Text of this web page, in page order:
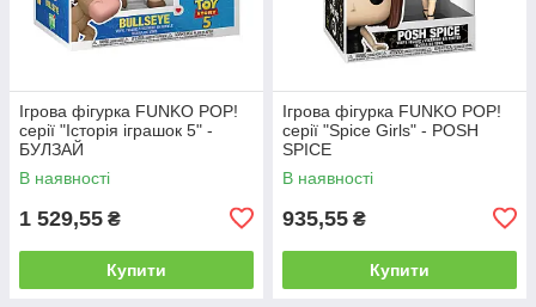
Ігрова фігурка FUNKO POP!
серії "Історія іграшок 5" -
БУЛЗАЙ
В наявності
1 529,55 ₴
Купити
Ігрова фігурка FUNKO POP!
серії "Spice Girls" - POSH
SPICE
В наявності
935,55 ₴
Купити